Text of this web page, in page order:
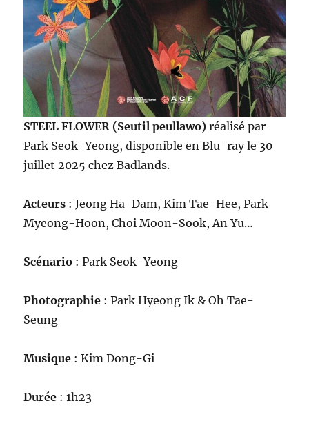
STEEL FLOWER (Seutil peullawo)réalisé par
Park Seok-Yeong, disponible en Blu-ray le 30
juillet 2025 chez Badlands.
Acteurs : Jeong Ha-Dam, Kim Tae-Hee, Park
Myeong-Hoon, Choi Moon-Sook, An Yu…
Scénario : Park Seok-Yeong
Photographie : Park Hyeong Ik & Oh Tae-
Seung
Musique : Kim Dong-Gi
Durée : 1h23